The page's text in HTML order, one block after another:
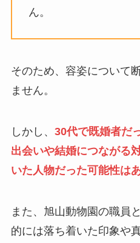
ん。
そのため、容姿について
ません。
しかし、 30代で既婚者だ
出会いや結婚につながる
いた人物だった可能性は
また、旭山動物園の職員
的には落ち着いた印象や